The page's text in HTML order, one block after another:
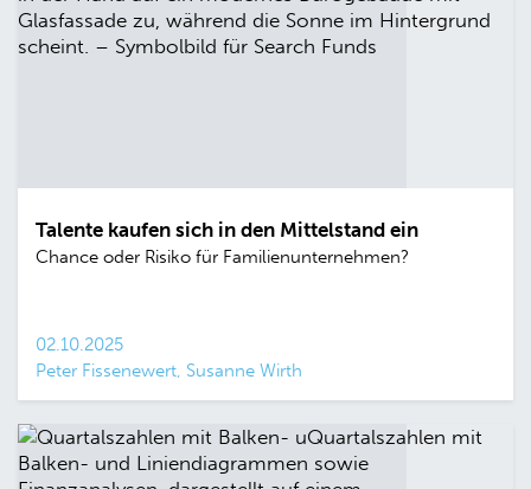
Talente kaufen sich in den Mittelstand ein
Chance oder Risiko für Familienunternehmen?
02.10.2025
Peter Fissenewert, Susanne Wirth